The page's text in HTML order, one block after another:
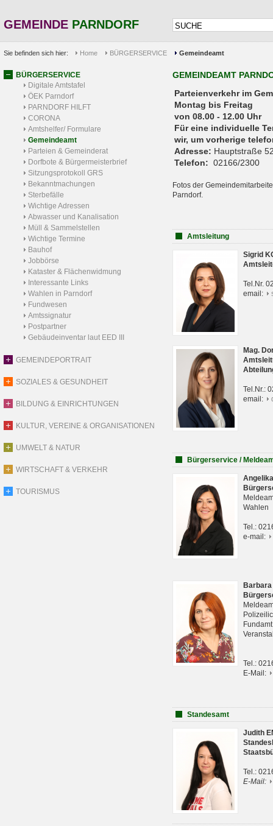
GEMEINDE PARNDORF
Sie befinden sich hier: Home BÜRGERSERVICE Gemeindeamt
BÜRGERSERVICE
Digitale Amtstafel
ÖEK Parndorf
PARNDORF HILFT
CORONA
Amtshelfer/ Formulare
Gemeindeamt
Parteien & Gemeinderat
Dorfbote & Bürgermeisterbrief
Sitzungsprotokoll GRS
Bekanntmachungen
Sterbefälle
Wichtige Adressen
Abwasser und Kanalisation
Müll & Sammelstellen
Wichtige Termine
Bauhof
Jobbörse
Kataster & Flächenwidmung
Interessante Links
Wahlen in Parndorf
Fundwesen
Amtssignatur
Postpartner
Gebäudeinventar laut EED III
GEMEINDEPORTRAIT
SOZIALES & GESUNDHEIT
BILDUNG & EINRICHTUNGEN
KULTUR, VEREINE & ORGANISATIONEN
UMWELT & NATUR
WIRTSCHAFT & VERKEHR
TOURISMUS
GEMEINDEAMT
Parteienverkehr
Montag bis Freitag
von 08.00 - 12.00 Uhr
Für eine individuelle
wir, um vorherige
Adresse: Hauptstraße
Telefon: 02166/2300
Fotos der
Parndorf.
Amtsleitung
Sigrid
Tel.Nr.
email:
Mag.
Tel.Nr.:
email:
Bürgerservice /
Wahlen
Tel.:
e-mail:
Tel.:
E-Mail:
Standesamt
Judith
Tel.:
E-Mail: